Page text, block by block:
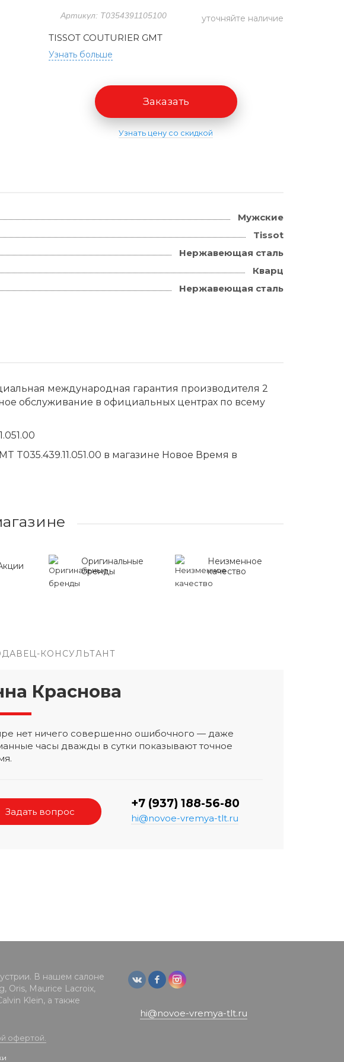
Артикул: T0354391105100 уточняйте наличие
TISSOT COUTURIER GMT
Узнать больше
Заказать
Узнать цену со скидкой
Мужские
Tissot
Нержавеющая сталь
Кварц
Нержавеющая сталь
международная гарантия производителя 2
обслуживание в официальных центрах по всему
T035.439.11.051.00 в магазине Новое Время в
Оригинальные
бренды
Неизменное
качество
КОНСУЛЬТАНТ
Краснова
нет ничего совершенно ошибочного — даже
часы дважды в сутки показывают точное
Задать вопрос
+7 (937) 188-56-80
hi@novoe-vremya-tlt.ru
В нашем салоне
Oris, Maurice Lacroix,
Klein, а также
офертой.
hi@novoe-vremya-tlt.ru